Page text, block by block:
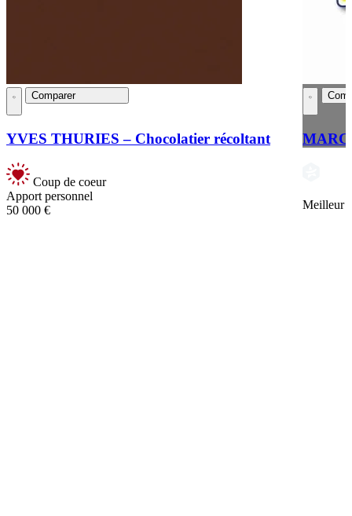
Comparer
YVES THURIES – Chocolatier récoltant
Coup de coeur
Apport personnel
50 000 €
Meilleur